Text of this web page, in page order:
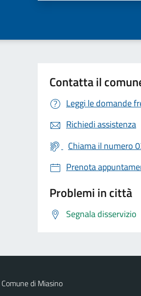
Contatta il
Leggi le domande
Richiedi assistenza
Chiama il numero
Prenota
Problemi in città
Segnala disservizio
Comune di Miasino